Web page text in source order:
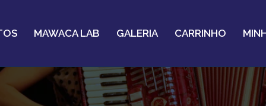
MAWACA LAB GALERIA CARRINHO